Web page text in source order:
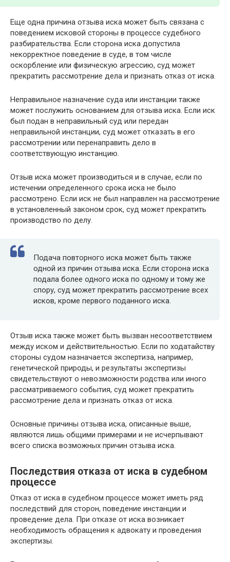
Еще одна причина отзыва иска может быть связана с
поведением исковой стороны в процессе судебного
разбирательства. Если сторона иска допустила
некорректное поведение в суде, в том числе
оскорбление или физическую агрессию, суд может
прекратить рассмотрение дела и признать отказ от иска.
Неправильное назначение суда или инстанции также
может послужить основанием для отзыва иска. Если иск
был подан в неправильный суд или передан
неправильной инстанции, суд может отказать в его
рассмотрении или перенаправить дело в
соответствующую инстанцию.
Отзыв иска может производиться и в случае, если по
истечении определенного срока иска не было
рассмотрено. Если иск не был направлен на рассмотрение
в установленный законом срок, суд может прекратить
производство по делу.
Подача повторного иска может быть также
одной из причин отзыва иска. Если сторона иска
подала более одного иска по одному и тому же
спору, суд может прекратить рассмотрение всех
исков, кроме первого поданного иска.
Отзыв иска также может быть вызван несоответствием
между иском и действительностью. Если по ходатайству
стороны судом назначается экспертиза, например,
генетической природы, и результаты экспертизы
свидетельствуют о невозможности родства или иного
рассматриваемого события, суд может прекратить
рассмотрение дела и признать отказ от иска.
Основные причины отзыва иска, описанные выше,
являются лишь общими примерами и не исчерпывают
всего списка возможных причин отзыва иска.
Последствия отказа от иска в судебном
процессе
Отказ от иска в судебном процессе может иметь ряд
последствий для сторон, поведение инстанции и
проведение дела. При отказе от иска возникает
необходимость обращения к адвокату и проведения
экспертизы.